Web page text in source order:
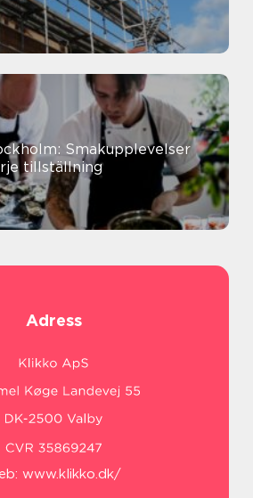
Smakupplevelser
tillställning
Adress
www.klikko.dk/